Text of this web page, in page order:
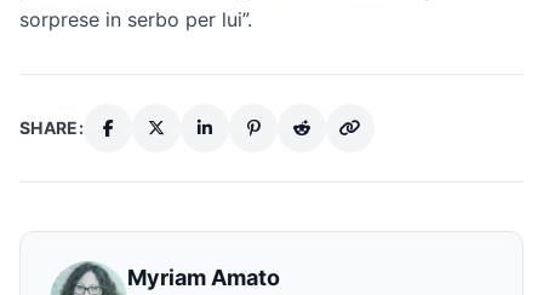
sorprese in serbo per lui”.
SHARE:
Myriam Amato